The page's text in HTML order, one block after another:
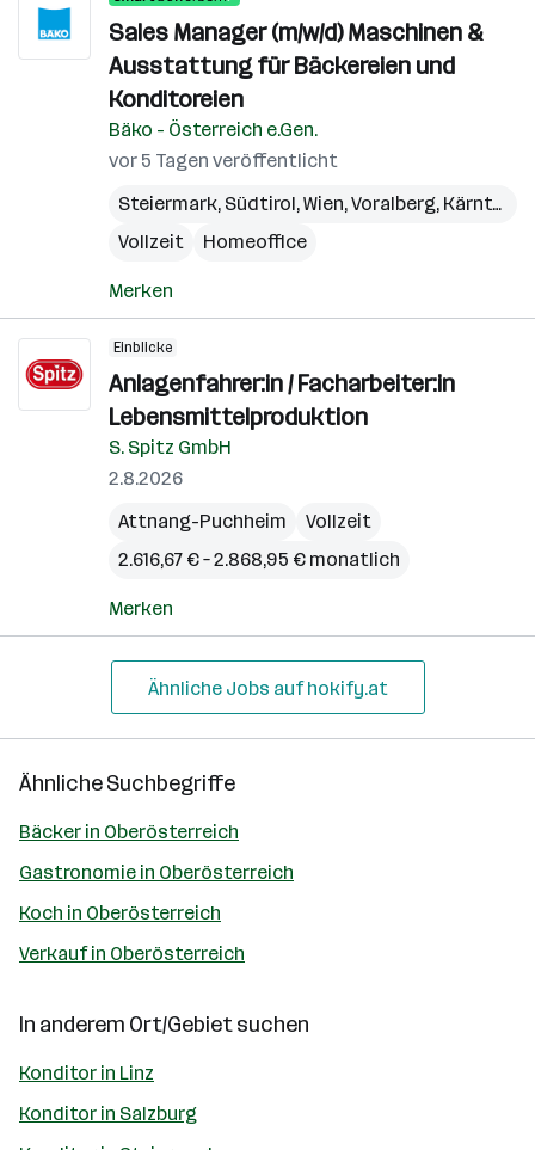
Sales Manager (m/w/d) Maschinen &
Ausstattung für Bäckereien und
Konditoreien
Bäko - Österreich e.Gen.
vor 5 Tagen veröffentlicht
Steiermark, Südtirol,Wien,Voralberg, Kärnten
Vollzeit
Homeoffice
Merken
Einblicke
Anlagenfahrer:in / Facharbeiter:in
Lebensmittelproduktion
S. Spitz GmbH
2.8.2026
Attnang-Puchheim
Vollzeit
2.616,67 € – 2.868,95 € monatlich
Merken
Ähnliche Jobs auf hokify.at
Ähnliche Suchbegriffe
Bäcker in Oberösterreich
Gastronomie in Oberösterreich
Koch in Oberösterreich
Verkauf in Oberösterreich
In anderem Ort/Gebiet suchen
Konditor in Linz
Konditor in Salzburg